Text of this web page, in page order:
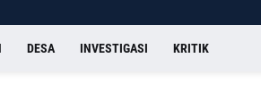
DESA INVESTIGASI KRITIK